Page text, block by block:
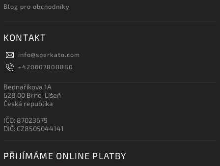
Blog pro obchodníky
KONTAKT
info@sperkato.com
+420607808880
Bednaříkova 1A
628 00 Brno-Líšeň
Česká republika
IČO: 87023679
DIČ: CZ8505044141
PŘIJÍMÁME ONLINE PLATBY